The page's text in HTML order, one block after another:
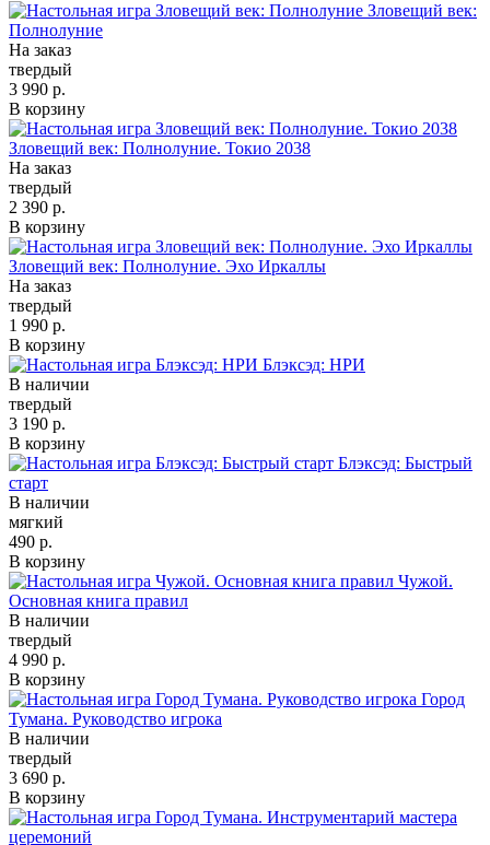
Зловещий век:
Полнолуние
На заказ
твердый
3 990 р.
В корзину
Зловещий век: Полнолуние. Токио 2038
На заказ
твердый
2 390 р.
В корзину
Зловещий век: Полнолуние. Эхо Иркаллы
На заказ
твердый
1 990 р.
В корзину
Блэксэд: НРИ
В наличии
твердый
3 190 р.
В корзину
Блэксэд: Быстрый
старт
В наличии
мягкий
490 р.
В корзину
Чужой.
Основная книга правил
В наличии
твердый
4 990 р.
В корзину
Город
Тумана. Руководство игрока
В наличии
твердый
3 690 р.
В корзину